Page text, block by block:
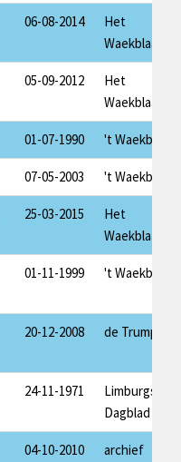
06-08-2014
Het
Waekblaad
05-09-2012
Het
Waekblaad
01-07-1990 't Waekblaad
07-05-2003 't Waekblaad
25-03-2015
Het
Waekblaad
01-11-1999 't Waekblaad
20-12-2008 de Trump
24-11-1971
Limburgs
Dagblad
04-10-2010 archief